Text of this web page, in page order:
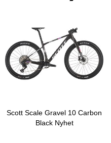
Scott Scale Gravel 10 Carbon
Black Nyhet